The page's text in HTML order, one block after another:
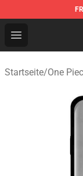
Open menu
One Piece
Startseite/One